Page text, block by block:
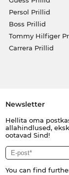
Persol Prillid
Boss Prillid
Tommy Hilfiger
Carrera Prillid
Newsletter
Hellita oma
allahindlused,
ootavad Sind!
You can find